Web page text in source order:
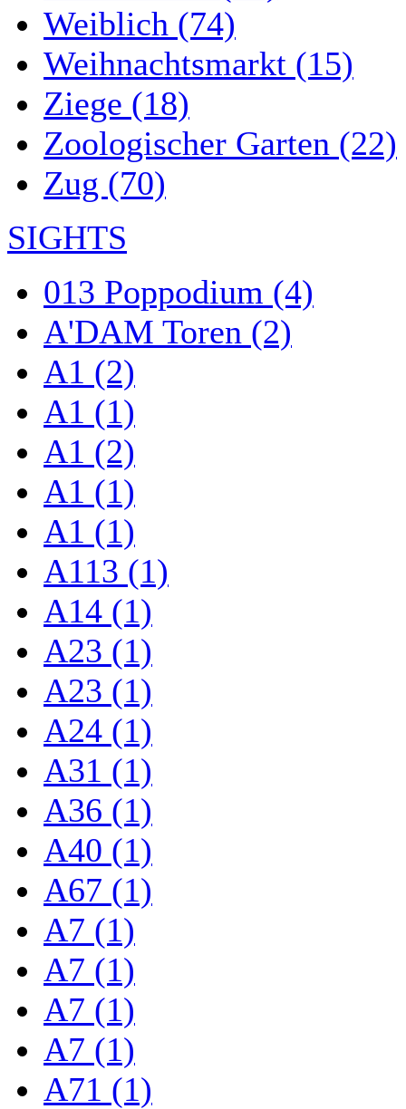
Weiblich (74)
Weihnachtsmarkt (15)
Ziege (18)
Zoologischer Garten (22)
Zug (70)
SIGHTS
013 Poppodium (4)
A'DAM Toren (2)
A1 (2)
A1 (1)
A1 (2)
A1 (1)
A1 (1)
A113 (1)
A14 (1)
A23 (1)
A23 (1)
A24 (1)
A31 (1)
A36 (1)
A40 (1)
A67 (1)
A7 (1)
A7 (1)
A7 (1)
A7 (1)
A71 (1)